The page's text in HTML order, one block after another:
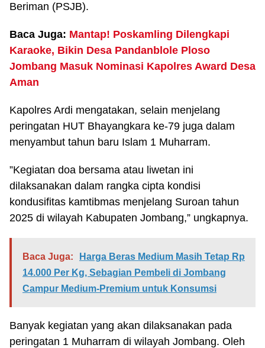
Beriman (PSJB).
Baca Juga: Mantap! Poskamling Dilengkapi
Karaoke, Bikin Desa Pandanblole Ploso
Jombang Masuk Nominasi Kapolres Award Desa
Aman
Kapolres Ardi mengatakan, selain menjelang
peringatan HUT Bhayangkara ke-79 juga dalam
menyambut tahun baru Islam 1 Muharram.
”Kegiatan doa bersama atau liwetan ini
dilaksanakan dalam rangka cipta kondisi
kondusifitas kamtibmas menjelang Suroan tahun
2025 di wilayah Kabupaten Jombang,” ungkapnya.
Baca Juga:
Harga Beras Medium Masih Tetap Rp
14.000 Per Kg, Sebagian Pembeli di Jombang
Campur Medium-Premium untuk Konsumsi
Banyak kegiatan yang akan dilaksanakan pada
peringatan 1 Muharram di wilayah Jombang. Oleh